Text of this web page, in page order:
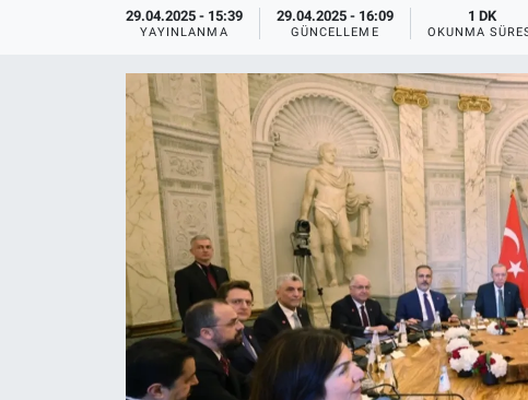
29.04.2025 - 15:39
YAYINLANMA
29.04.2025 - 16:09
GÜNCELLEME
1 DK
OKUNMA